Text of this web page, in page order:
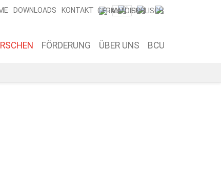
DOWNLOADS KONTAKT
FÖRDERUNG ÜBER UNS BCU